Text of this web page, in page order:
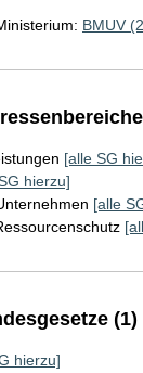
BMUV
[alle SG
hierzu]
[alle
(1)
hierzu]